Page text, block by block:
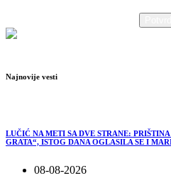
Najnovije vesti
LUČIĆ NA METI SA DVE STRANE:
GRATA“, ISTOG DANA OGLASILA SE I
08-08-2026